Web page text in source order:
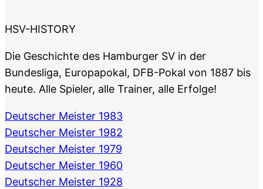
HSV-HISTORY
Die Geschichte des Hamburger SV in der
Bundesliga, Europapokal, DFB-Pokal von 1887 bis
heute. Alle Spieler, alle Trainer, alle Erfolge!
Deutscher Meister 1983
Deutscher Meister 1982
Deutscher Meister 1979
Deutscher Meister 1960
Deutscher Meister 1928